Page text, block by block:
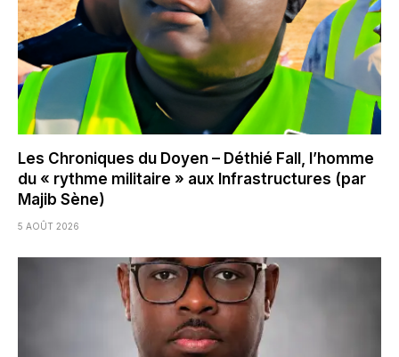
Les Chroniques du Doyen – Déthié Fall, l’homme
du « rythme militaire » aux Infrastructures (par
Majib Sène)
5 AOÛT 2026